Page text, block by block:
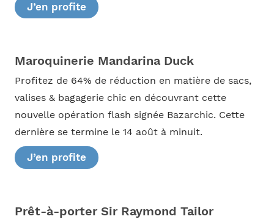
J’en profite
Maroquinerie Mandarina Duck
Profitez de 64% de réduction en matière de sacs,
valises & bagagerie chic en découvrant cette
nouvelle opération flash signée Bazarchic. Cette
dernière se termine le 14 août à minuit.
J’en profite
Prêt-à-porter Sir Raymond Tailor